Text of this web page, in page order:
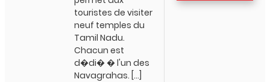
touristes de visiter
neuf temples du
Tamil Nadu.
Chacun est
d�di� � l'un des
Navagrahas. […]